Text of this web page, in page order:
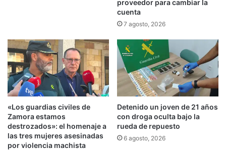
proveedor para cambiar la
cuenta
7 agosto, 2026
«Los guardias civiles de
Zamora estamos
destrozados»: el homenaje a
las tres mujeres asesinadas
por violencia machista
Detenido un joven de 21 años
con droga oculta bajo la
rueda de repuesto
6 agosto, 2026